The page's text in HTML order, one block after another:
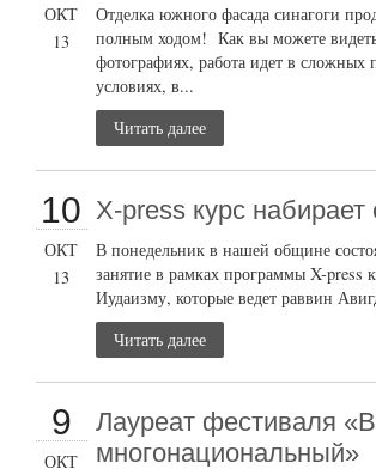
ОКТ
13
Отделка южного фасада синагоги
полным ходом! Как вы можете
фотографиях, работа идет в сложных
условиях, в...
Читать далее
10
ОКТ
13
X-press курс
В понедельник в нашей общине
занятие в рамках программы X-press
Иудаизму, которые ведет раввин
Читать далее
9
ОКТ
Лауреат фестиваля
многонациональный»